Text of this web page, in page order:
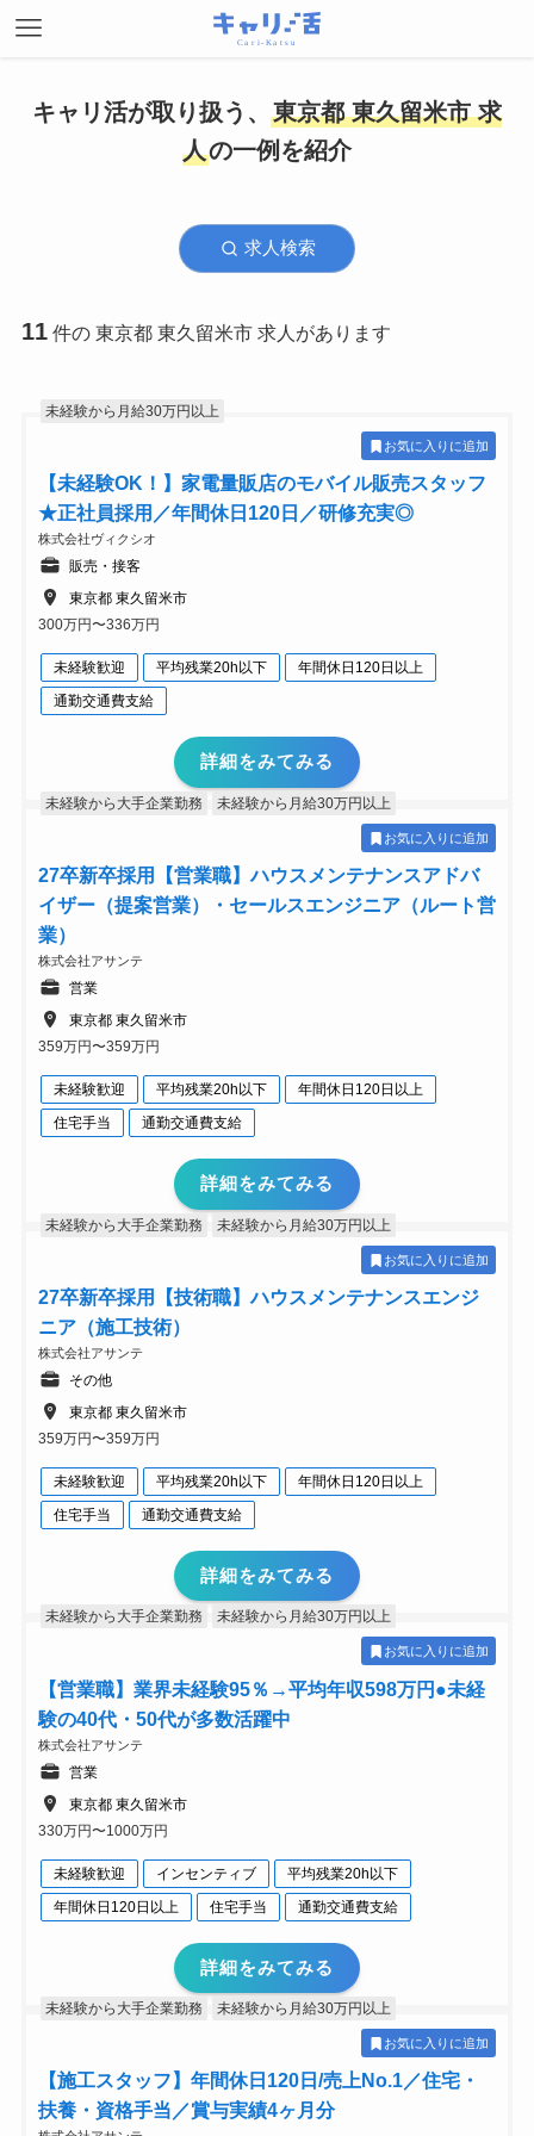
キャリ活が取り扱う、 東京都 東久留米市 求
人の一例を紹介
求人検索
11 件の 東京都 東久留米市 求人があります
未経験から月給30万円以上
お気に入りに追加
【未経験OK！】家電量販店のモバイル販売スタッフ
★正社員採用／年間休日120日／研修充実◎
株式会社ヴィクシオ
販売・接客
東京都 東久留米市
300万円〜336万円
未経験歓迎 平均残業20h以下
年間休日120日以上
通勤交通費支給
詳細をみてみる
未経験から大手企業勤務 未経験から月給30万円以上
お気に入りに追加
27卒新卒採用【営業職】ハウスメンテナンスアドバ
イザー（提案営業）・セールスエンジニア（ルート営
業）
株式会社アサンテ
営業
東京都 東久留米市
359万円〜359万円
未経験歓迎 平均残業20h以下
年間休日120日以上
住宅手当
通勤交通費支給
詳細をみてみる
未経験から大手企業勤務 未経験から月給30万円以上
お気に入りに追加
27卒新卒採用【技術職】ハウスメンテナンスエンジ
ニア（施工技術）
株式会社アサンテ
その他
東京都 東久留米市
359万円〜359万円
未経験歓迎 平均残業20h以下
年間休日120日以上
住宅手当
通勤交通費支給
詳細をみてみる
未経験から大手企業勤務 未経験から月給30万円以上
お気に入りに追加
【営業職】業界未経験95％→平均年収598万円●未経
験の40代・50代が多数活躍中
株式会社アサンテ
営業
東京都 東久留米市
330万円〜1000万円
未経験歓迎 インセンティブ
平均残業20h以下
年間休日120日以上
住宅手当 通勤交通費支給
詳細をみてみる
未経験から大手企業勤務 未経験から月給30万円以上
お気に入りに追加
【施工スタッフ】年間休日120日/売上No.1／住宅・
扶養・資格手当／賞与実績4ヶ月分